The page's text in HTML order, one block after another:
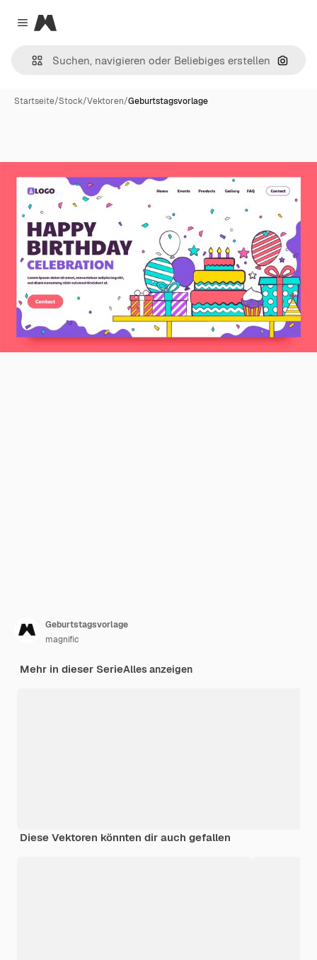
Close menu
Magnific
Nach
Startseite/Stock/Vektoren/Geburtstagsvorlage
Geburtstagsvorlage
magnific
Mehr in dieser SerieAlles anzeigen
Diese Vektoren könnten dir auch gefallen